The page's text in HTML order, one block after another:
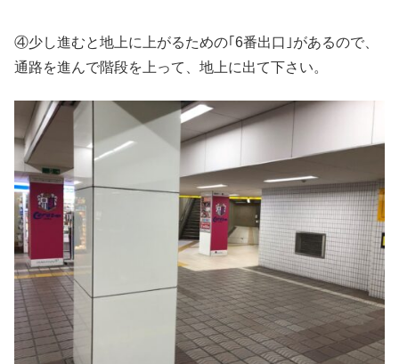
④少し進むと地上に上がるための｢6番出口｣があるので、
通路を進んで階段を上って、地上に出て下さい。